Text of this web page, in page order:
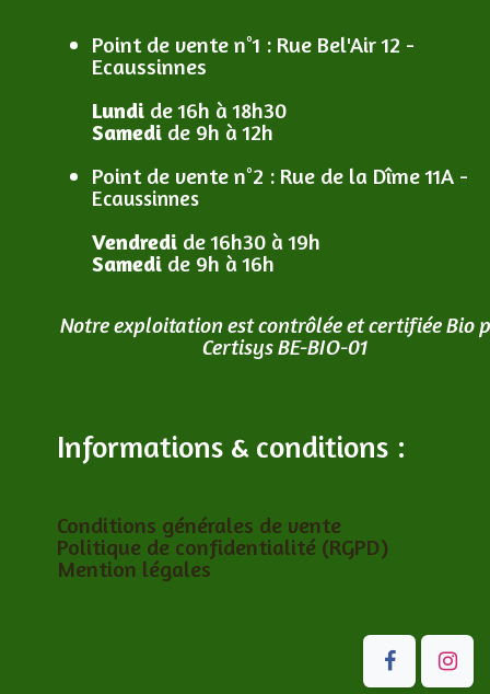
Point de vente n°1 : Rue Bel'Air 12 -
Ecaussinnes
Lundi de 16h à 18h30
Samedi de 9h à 12h
Point de vente n°2 : Rue de la Dîme 11A -
Ecaussinnes
Vendredi de 16h30 à 19h
Samedi de 9h à 16h
Notre exploitation est contrôlée et certifiée Bio
Certisys BE-BIO-01
Informations & conditions :
Conditions générales de vente
Politique de confidentialité (RGPD)
Mention légales